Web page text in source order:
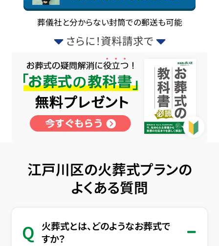
葬儀社と分からない封筒での郵送も可能
さらに！資料請求で
江戸川区の火葬式プランの
よくある質問
Q
火葬式とは、どのようなお葬式で
すか？